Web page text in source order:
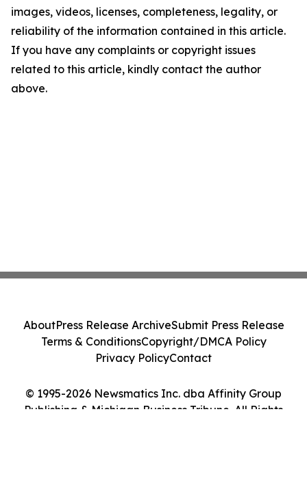
images, videos, licenses, completeness, legality, or
reliability of the information contained in this article.
If you have any complaints or copyright issues
related to this article, kindly contact the author
above.
© 1995-2026 Newsmatics Inc. dba Affinity Group
Publishing & Michigan Business Tribune. All Rights
AboutPress Release ArchiveSubmit Press Release
Terms & ConditionsCopyright/DMCA Policy
Privacy PolicyContact